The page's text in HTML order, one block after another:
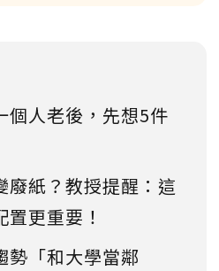
個人老後，先想5件
廢紙？教授提醒：這
更重要！
勢「和大學當鄰